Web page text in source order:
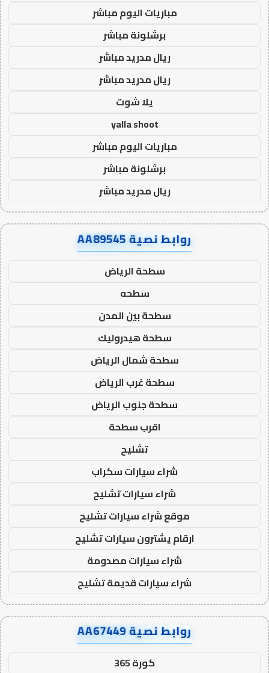
مباريات اليوم مباشر
برشلونة مباشر
ريال مدريد مباشر
ريال مدريد مباشر
يلا شوت
yalla shoot
مباريات اليوم مباشر
برشلونة مباشر
ريال مدريد مباشر
روابط نصية AA89545
سطحة الرياض
سطحه
سطحة بين المدن
سطحة هيدروليك
سطحة شمال الرياض
سطحة غرب الرياض
سطحة جنوب الرياض
اقرب سطحة
تشليح
شراء سيارات سكراب
شراء سيارات تشليح
موقع شراء سيارات تشليح
ارقام يشترون سيارات تشليح
شراء سيارات مصدومة
شراء سيارات قديمة تشليح
روابط نصية AA67449
كورة 365